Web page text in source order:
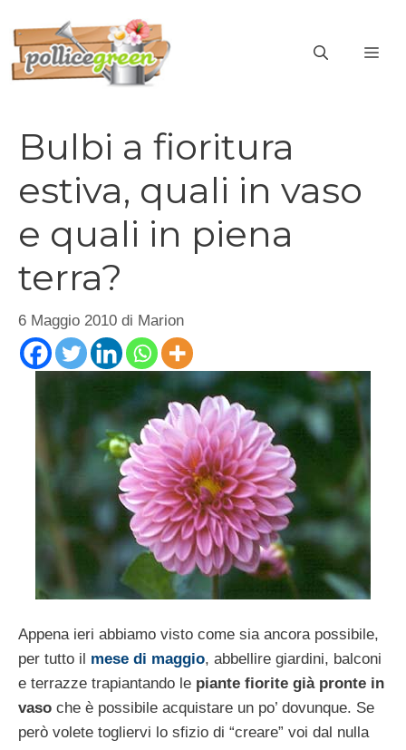
contenuto
Bulbi a fioritura
estiva, quali in vaso
e quali in piena
terra?
6 Maggio 2010 di Marion
Appena ieri abbiamo visto come sia ancora possibile,
per tutto il mese di maggio, abbellire giardini, balconi
e terrazze trapiantando le piante fiorite già pronte in
vaso che è possibile acquistare un po’ dovunque. Se
però volete togliervi lo sfizio di “creare” voi dal nulla